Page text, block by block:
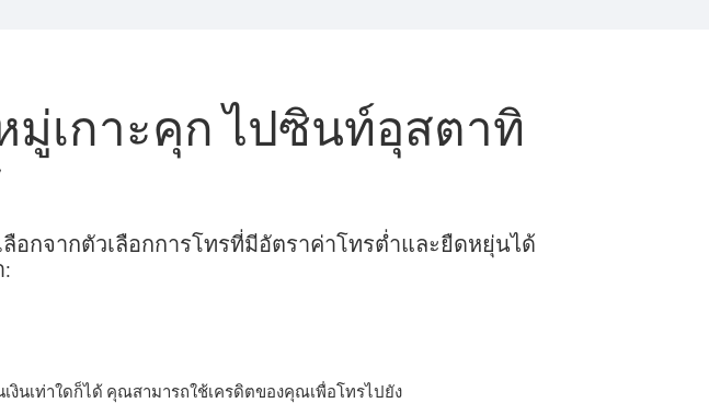
เกาะคุก ไปซินท์อุสตาทิ
กจากตัวเลือกการโทรที่มีอัตราค่าโทรต่ำและยืดหยุ่นได้
งินเท่าใดก็ได้ คุณสามารถใช้เครดิตของคุณเพื่อโทรไปยัง